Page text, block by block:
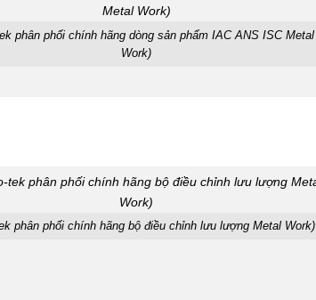
phân phối chính hãng dòng sản phẩm IAC ANS ISC Metal
Work)
phân phối chính hãng bộ điều chỉnh lưu lượng Metal Work)